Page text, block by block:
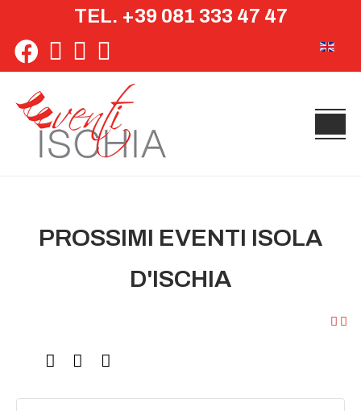
TEL. +39 081 333 47 47
PROSSIMI EVENTI ISOLA
D'ISCHIA